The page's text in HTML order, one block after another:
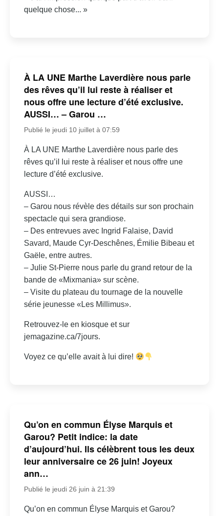
quelque chose... »
À LA UNE Marthe Laverdière nous parle
des rêves qu’il lui reste à réaliser et
nous offre une lecture d’été exclusive.
AUSSI… – Garou …
Publié le jeudi 10 juillet à 07:59
À LA UNE Marthe Laverdière nous parle des
rêves qu’il lui reste à réaliser et nous offre une
lecture d’été exclusive.
AUSSI…
– Garou nous révèle des détails sur son prochain
spectacle qui sera grandiose.
– Des entrevues avec Ingrid Falaise, David
Savard, Maude Cyr-Deschênes, Émilie Bibeau et
Gaële, entre autres.
– Julie St-Pierre nous parle du grand retour de la
bande de «Mixmania» sur scène.
– Visite du plateau du tournage de la nouvelle
série jeunesse «Les Millimus».
Retrouvez-le en kiosque et sur
jemagazine.ca/7jours.
Voyez ce qu’elle avait à lui dire!
Qu’on en commun Élyse Marquis et
Garou? Petit indice: la date
d’aujourd’hui. Ils célèbrent tous les deux
leur anniversaire ce 26 juin! Joyeux
ann…
Publié le jeudi 26 juin à 21:39
Qu’on en commun Élyse Marquis et Garou?